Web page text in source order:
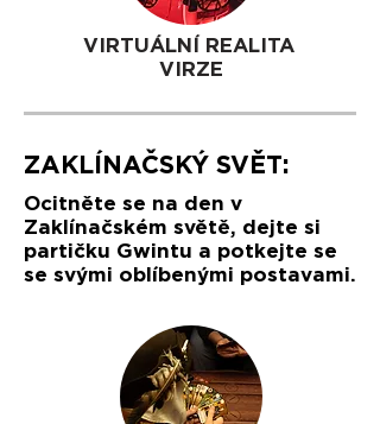
VIRTUÁLNÍ REALITA
VIRZE
ZAKLÍNAČSKÝ SVĚT:
Ocitněte se na den v
Zaklínačském světě, dejte si
partičku Gwintu a potkejte se
se svými oblíbenými postavami.